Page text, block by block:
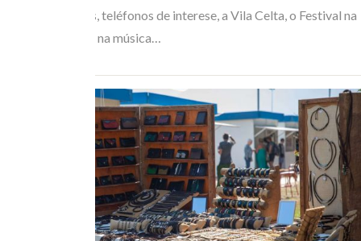
horarios de buses, teléfonos de interese, a Vila Celta, o Festival na
Rúa… Mergúllate na música…